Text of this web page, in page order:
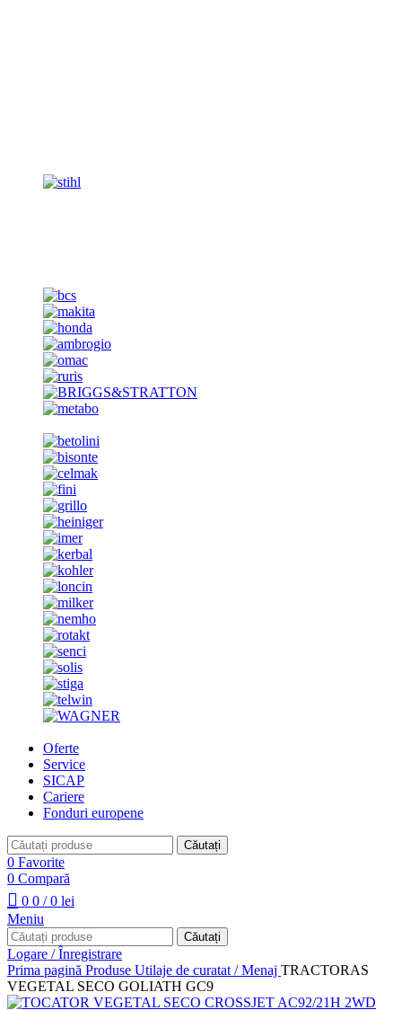
Oferte
Service
SICAP
Cariere
Fonduri europene
Căutați
0 Favorite
0 Compară
0 0 / 0 lei
Meniu
Căutați
Logare / Înregistrare
Prima pagină Produse Utilaje de curatat / Menaj TRACTORAS
VEGETAL SECO GOLIATH GC9